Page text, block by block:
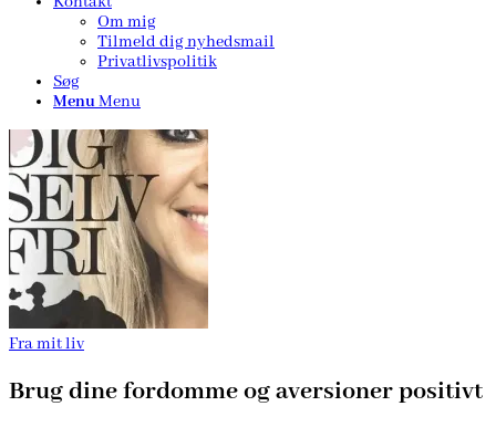
Om mig
Tilmeld dig nyhedsmail
Privatlivspolitik
Søg
MenuMenu
Fra mit liv
Brug dine fordomme og aversioner positivt